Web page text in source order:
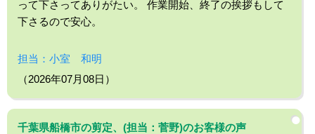
って下さってありがたい。 作業開始、終了の挨拶もして
下さるので安心。
担当：小室 和明
（2026年07月08日）
千葉県船橋市の剪定、(担当：菅野)のお客様の声